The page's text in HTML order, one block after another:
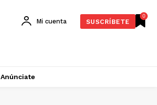
0
Mi cuenta SUSCRÍBETE
Anúnciate